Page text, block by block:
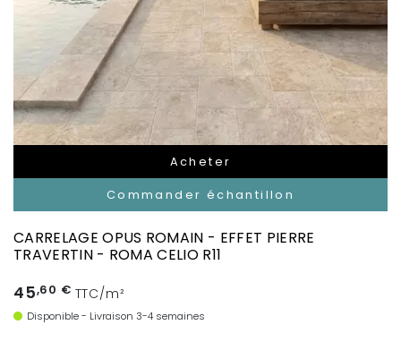
Acheter
Commander échantillon
CARRELAGE OPUS ROMAIN - EFFET PIERRE
TRAVERTIN - ROMA CELIO R11
45,60 € TTC/m²
Disponible - Livraison 3-4 semaines